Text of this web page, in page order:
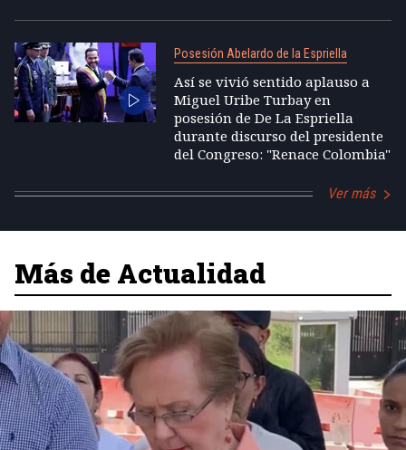
Posesión Abelardo de la Espriella
Así se vivió sentido aplauso a
Miguel Uribe Turbay en
posesión de De La Espriella
durante discurso del presidente
del Congreso: "Renace Colombia"
Ver más
Más de Actualidad